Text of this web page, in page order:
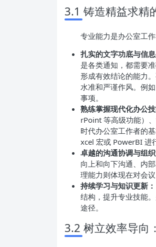
3.1 铸造精益求精
专业能力是办公室工
扎实的文字功底与信息
是各类通知，都需要
形成有效结论的能力
水准和严谨作风。例
事项。
熟练掌握现代化办公技
rPoint 等高级功能）
时代办公室工作者的
xcel 宏或 PowerBI 进
卓越的沟通协调与组织
向上和向下沟通、内
理能力则体现在对会
持续学习与知识更新：
结构，提升专业技能
途径。
3.2 树立效率导向